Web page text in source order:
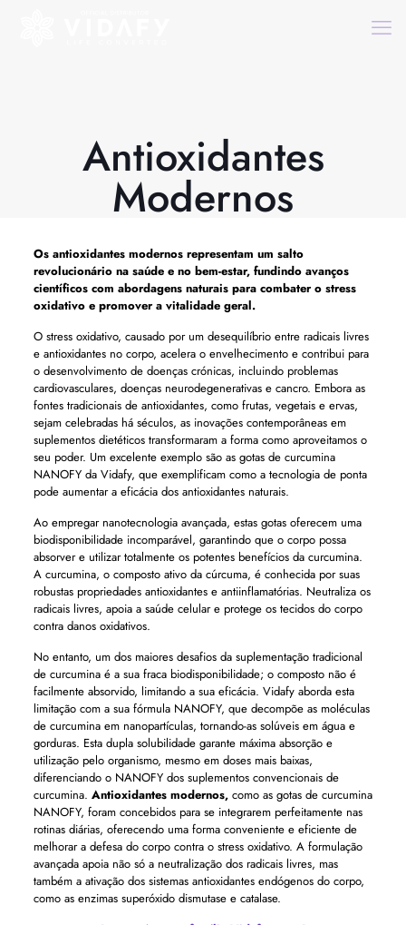
Antioxidantes
Modernos
Os antioxidantes modernosrepresentam um salto
revolucionário na saúde e no bem-estar, fundindo avanços
científicos com abordagens naturais para combater o stress
oxidativo e promover a vitalidade geral.
O stress oxidativo, causado por um desequilíbrio entre radicais livres
e antioxidantes no corpo, acelera o envelhecimento e contribui para
o desenvolvimento de doenças crónicas, incluindo problemas
cardiovasculares, doenças neurodegenerativas e cancro. Embora as
fontes tradicionais de antioxidantes, como frutas, vegetais e ervas,
sejam celebradas há séculos, as inovações contemporâneas em
suplementos dietéticos transformaram a forma como aproveitamos o
seu poder. Um excelente exemplo são as gotas de curcumina
NANOFY da Vidafy, que exemplificam como a tecnologia de ponta
pode aumentar a eficácia dos antioxidantes naturais.
Ao empregar nanotecnologia avançada, estas gotas oferecem uma
biodisponibilidade incomparável, garantindo que o corpo possa
absorver e utilizar totalmente os potentes benefícios da curcumina.
A curcumina, o composto ativo da cúrcuma, é conhecida por suas
robustas propriedades antioxidantes e antiinflamatórias. Neutraliza os
radicais livres, apoia a saúde celular e protege os tecidos do corpo
contra danos oxidativos.
No entanto, um dos maiores desafios da suplementação tradicional
de curcumina é a sua fraca biodisponibilidade; o composto não é
facilmente absorvido, limitando a sua eficácia. Vidafy aborda esta
limitação com a sua fórmula NANOFY, que decompõe as moléculas
de curcumina em nanopartículas, tornando-as solúveis em água e
gorduras. Esta dupla solubilidade garante máxima absorção e
utilização pelo organismo, mesmo em doses mais baixas,
diferenciando o NANOFY dos suplementos convencionais de
curcumina. Antioxidantes modernos,como as gotas de curcumina
NANOFY, foram concebidos para se integrarem perfeitamente nas
rotinas diárias, oferecendo uma forma conveniente e eficiente de
melhorar a defesa do corpo contra o stress oxidativo. A formulação
avançada apoia não só a neutralização dos radicais livres, mas
também a ativação dos sistemas antioxidantes endógenos do corpo,
como as enzimas superóxido dismutase e catalase.